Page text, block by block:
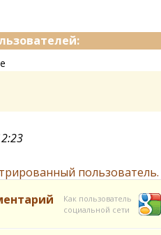
пользователь.
Как пользователь
социальной сети